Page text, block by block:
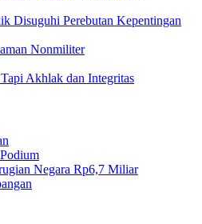
Disuguhi Perebutan Kepentingan
Nonmiliter
Akhlak dan Integritas
Negara Rp6,7 Miliar